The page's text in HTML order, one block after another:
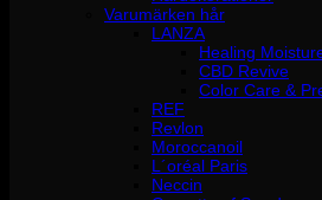
Varumärken hår
LANZA
Healing
CBD Revive
Color Care &
REF
Revlon
Moroccanoil
L´oréal Paris
Neccin